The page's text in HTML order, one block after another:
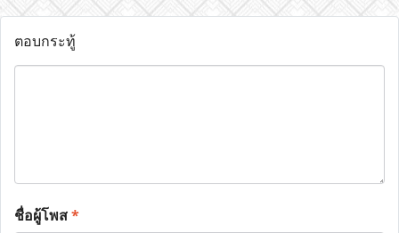
ตอบกระทู้
ชื่อผู้โพส*